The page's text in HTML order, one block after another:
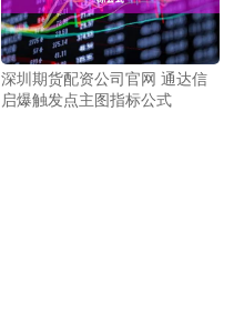
深圳期货配资公司官网 通达信
启爆触发点主图指标公式